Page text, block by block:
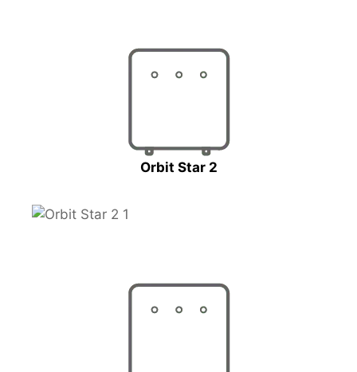
Orbit Star 2